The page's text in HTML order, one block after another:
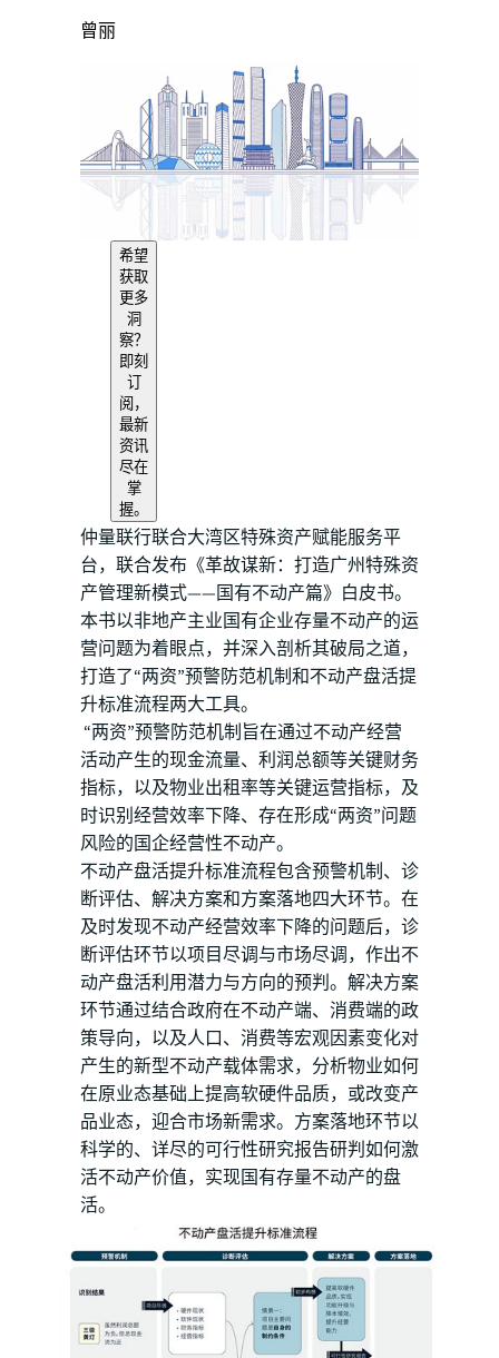
曾丽
希望
获取
更多
洞
察？
即刻
订
阅，
最新
资讯
尽在
掌
握。
仲量联行联合大湾区特殊资产赋能服务平
台，联合发布《革故谋新：打造广州特殊资
产管理新模式——国有不动产篇》白皮书。
本书以非地产主业国有企业存量不动产的运
营问题为着眼点，并深入剖析其破局之道，
打造了“两资”预警防范机制和不动产盘活提
升标准流程两大工具。
“两资”预警防范机制旨在通过不动产经营
活动产生的现金流量、利润总额等关键财务
指标，以及物业出租率等关键运营指标，及
时识别经营效率下降、存在形成“两资”问题
风险的国企经营性不动产。
不动产盘活提升标准流程包含预警机制、诊
断评估、解决方案和方案落地四大环节。在
及时发现不动产经营效率下降的问题后，诊
断评估环节以项目尽调与市场尽调，作出不
动产盘活利用潜力与方向的预判。解决方案
环节通过结合政府在不动产端、消费端的政
策导向，以及人口、消费等宏观因素变化对
产生的新型不动产载体需求，分析物业如何
在原业态基础上提高软硬件品质，或改变产
品业态，迎合市场新需求。方案落地环节以
科学的、详尽的可行性研究报告研判如何激
活不动产价值，实现国有存量不动产的盘
活。